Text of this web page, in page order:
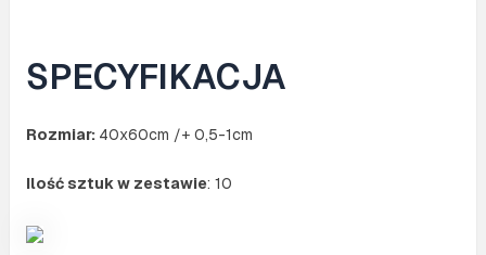
SPECYFIKACJA
Rozmiar: 40x60cm /+ 0,5-1cm
Ilość sztuk w zestawie: 10